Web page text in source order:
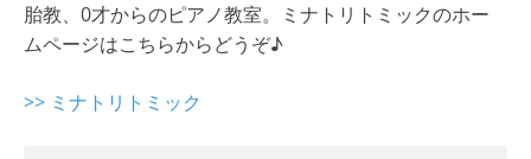
胎教、0才からのピアノ教室。ミナトリトミックのホー
ムページはこちらからどうぞ♪
>> ミナトリトミック